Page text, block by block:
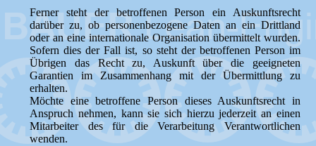
Ferner steht der betroffenen Person ein Auskunftsrecht
darüber zu, ob personenbezogene Daten an ein Drittland
oder an eine internationale Organisation übermittelt wurden.
Sofern dies der Fall ist, so steht der betroffenen Person im
Übrigen das Recht zu, Auskunft über die geeigneten
Garantien im Zusammenhang mit der Übermittlung zu
erhalten.
Möchte eine betroffene Person dieses Auskunftsrecht in
Anspruch nehmen, kann sie sich hierzu jederzeit an einen
Mitarbeiter des für die Verarbeitung Verantwortlichen
wenden.